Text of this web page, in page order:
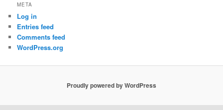
META
Log in
Entries feed
Comments feed
WordPress.org
Proudly powered by WordPress